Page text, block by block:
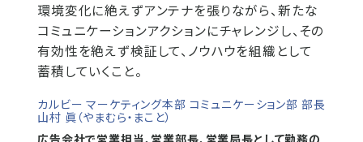
環境変化に絶えずアンテナを張りながら、新たな
コミュニケーションアクションにチャレンジし、その
有効性を絶えず検証して、ノウハウを組織として
蓄積していくこと。
カルビー マーケティング本部 コミュニケーション部 部長
山村 眞（やまむら・まこと）